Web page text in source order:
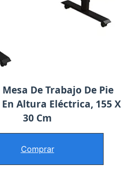
De Trabajo De Pie
Altura Eléctrica, 155 X
30 Cm
Comprar